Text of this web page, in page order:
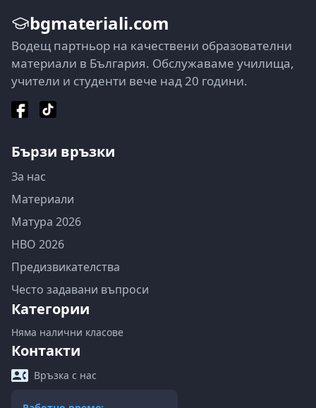
bgmateriali.com
Водещ партньор на качествени образователни
материали в България. Обслужаваме училища,
учители и студенти вече над 20 години.
Бързи връзки
За нас
Материали
Матура 2026
НВО 2026
Предизвикателства
Често задавани въпроси
Категории
Няма налични класове
Контакти
Връзка с нас